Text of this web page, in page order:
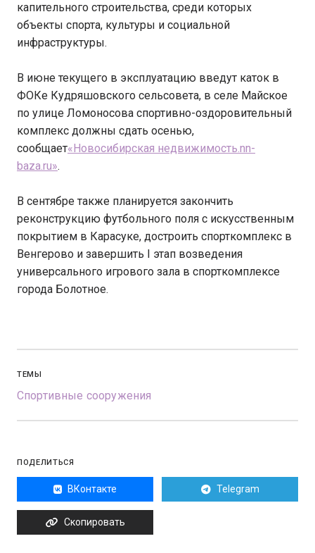
капительного строительства, среди которых
объекты спорта, культуры и социальной
инфраструктуры.
В июне текущего в эксплуатацию введут каток в
ФОКе Кудряшовского сельсовета, в селе Майское
по улице Ломоносова спортивно-оздоровительный
комплекс должны сдать осенью,
сообщает«Новосибирская недвижимость.nn-
baza.ru».
В сентябре также планируется закончить
реконструкцию футбольного поля с искусственным
покрытием в Карасуке, достроить спорткомплекс в
Венгерово и завершить I этап возведения
универсального игрового зала в спорткомплексе
города Болотное.
ТЕМЫ
Спортивные сооружения
ПОДЕЛИТЬСЯ
ВКонтакте Telegram
Скопировать